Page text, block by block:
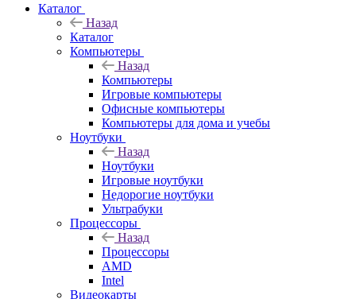
Каталог
Назад
Каталог
Компьютеры
Назад
Компьютеры
Игровые компьютеры
Офисные компьютеры
Компьютеры для дома и учебы
Ноутбуки
Назад
Ноутбуки
Игровые ноутбуки
Недорогие ноутбуки
Ультрабуки
Процессоры
Назад
Процессоры
AMD
Intel
Видеокарты